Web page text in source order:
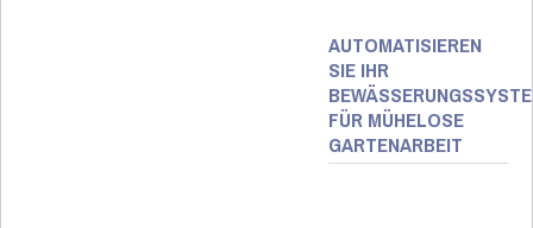
AUTOMATISIEREN
SIE IHR
FÜR MÜHELOSE
GARTENARBEIT